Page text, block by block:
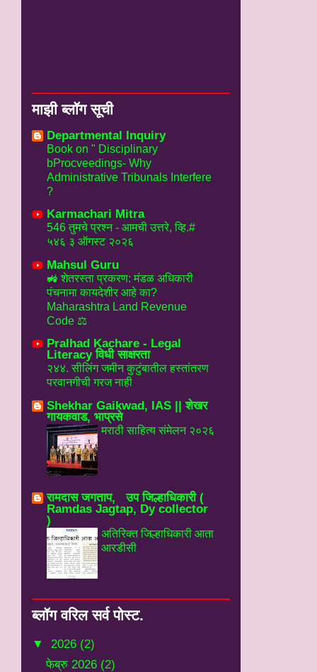
माझी ब्लॉग सूची
Departmental Inquiry
Book on " Disciplinary
bProcveedings- Why
Administrative Tribunals Interfere
?
Karmachari Mitra
546 तुमचे प्रश्न - आमची उत्तरे, व्हि.#
५४६ ३ ऑगस्ट २०२६
Mahsul Guru
🚜 शेतरस्ता प्रकरण: मंडळ अधिकारी
पंचनामा कायदेशीर आहे का?
Maharashtra Land Revenue
Code ⚖️
Pralhad Kachare - Legal
Literacy विधी साक्षरता
२४४. सीलिंग जमीन कुटुंबातील हस्तांतरण
परवानगीची गरज नाही
Shekhar Gaikwad, IAS || शेखर
गायकवाड, भाप्रसे
मराठी साहित्य संमेलन २०२६
रामदास जगताप, उप जिल्हाधिकारी (
Ramdas Jagtap, Dy collector
)
अतिरिक्त जिल्हाधिकारी आता
आरडीसी
ब्‍लॉग वरिल सर्व पोस्‍ट.
▼ 2026 (2)
फेब्रु 2026 (2)